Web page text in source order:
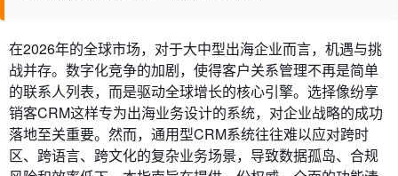
在2026年的全球市场，对于大中型出海企业而言，机遇与挑
战并存。数字化竞争的加剧，使得客户关系管理不再是简单
的联系人列表，而是驱动全球增长的核心引擎。选择像纷享
销客CRM这样专为出海业务设计的系统，对企业战略的成功
落地至关重要。然而，通用型CRM系统往往难以应对跨时
区、跨语言、跨文化的复杂业务场景，导致数据孤岛、合规